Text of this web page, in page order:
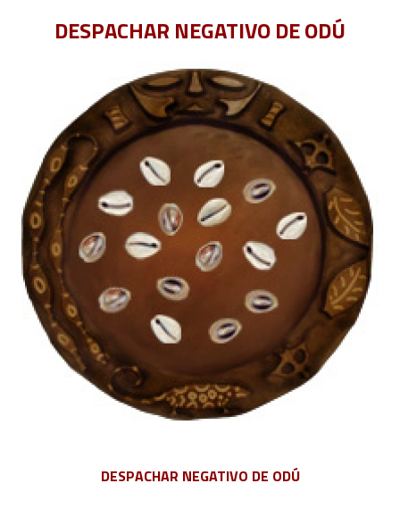
DESPACHAR NEGATIVO DE ODÚ
DESPACHAR NEGATIVO DE ODÚ